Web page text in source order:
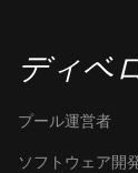
ディベ
プール運営者
ソフトウェア開